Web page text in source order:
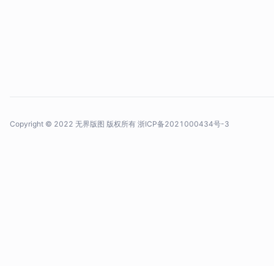
Copyright © 2022 无界版图 版权所有 浙ICP备2021000434号-3